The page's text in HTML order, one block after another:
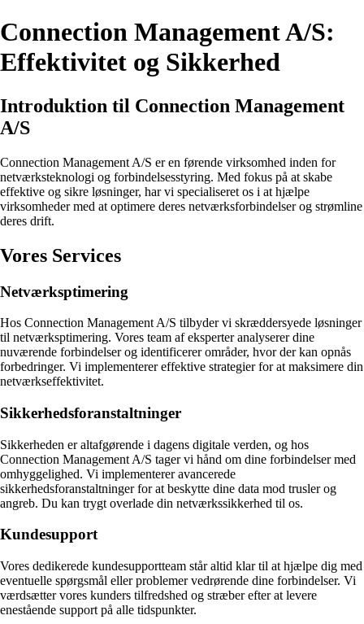
Connection Management A/S:
Effektivitet og Sikkerhed
Introduktion til Connection Management
A/S
Connection Management A/S er en førende virksomhed inden for
netværksteknologi og forbindelsesstyring. Med fokus på at skabe
effektive og sikre løsninger, har vi specialiseret os i at hjælpe
virksomheder med at optimere deres netværksforbindelser og strømline
deres drift.
Vores Services
Netværksptimering
Hos Connection Management A/S tilbyder vi skræddersyede løsninger
til netværksptimering. Vores team af eksperter analyserer dine
nuværende forbindelser og identificerer områder, hvor der kan opnås
forbedringer. Vi implementerer effektive strategier for at maksimere din
netværkseffektivitet.
Sikkerhedsforanstaltninger
Sikkerheden er altafgørende i dagens digitale verden, og hos
Connection Management A/S tager vi hånd om dine forbindelser med
omhyggelighed. Vi implementerer avancerede
sikkerhedsforanstaltninger for at beskytte dine data mod trusler og
angreb. Du kan trygt overlade din netværkssikkerhed til os.
Kundesupport
Vores dedikerede kundesupportteam står altid klar til at hjælpe dig med
eventuelle spørgsmål eller problemer vedrørende dine forbindelser. Vi
værdsætter vores kunders tilfredshed og stræber efter at levere
enestående support på alle tidspunkter.